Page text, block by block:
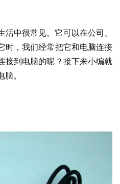
时，我们经常把它和电脑连接
接到电脑的呢？接下来小编就
。